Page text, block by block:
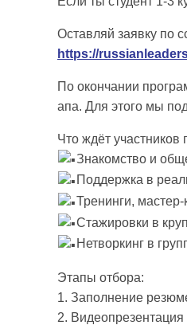
Оставляй заявку по
https://
По окончании
апа. Для этого мы
Что ждёт
Знакомство и
Поддержка в
Тренинги,
Стажировки в
Нетворкинг в
Этапы отбора:
1. Заполнение
2. Видеопрезентация